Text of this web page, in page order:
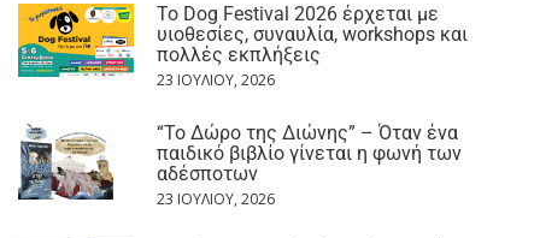
Το Dog Festival 2026 έρχεται με
υιοθεσίες, συναυλία, workshops και
πολλές εκπλήξεις
23 ΙΟΥΛΊΟΥ, 2026
“Το Δώρο της Διώνης” – Όταν ένα
παιδικό βιβλίο γίνεται η φωνή των
αδέσποτων
23 ΙΟΥΛΊΟΥ, 2026